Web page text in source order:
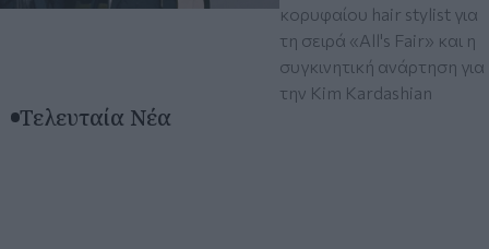
κορυφαίου hair stylist για
τη σειρά «All's Fair» και η
συγκινητική ανάρτηση για
την Kim Kardashian
Τελευταία Νέα